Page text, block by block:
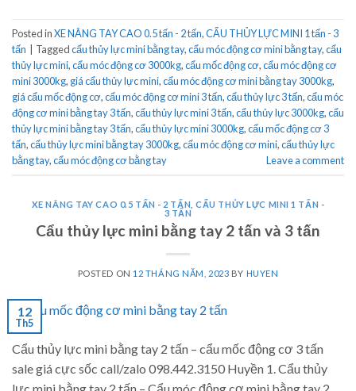
Posted inXE NÂNG TAY CAO 0.5 tấn - 2 tấn,CẨU THỦY LỰC MINI 1 tấn - 3
tấn
Taggedcẩu thủy lực mini bằng tay,cẩu móc động cơ mini bằng tay,cẩu
thủy lực mini,cẩu móc động cơ 3000kg,cẩu mốc động cơ,cẩu móc động cơ
mini 3000kg, giá cẩu thủy lực mini,cẩu móc động cơ mini bằng tay 3000kg,
giá cẩu mốc động cơ,cẩu móc động cơ mini 3 tấn,cẩu thủy lực 3 tấn,cẩu móc
động cơ mini bằng tay 3 tấn,cẩu thủy lực mini 3 tấn,cẩu thủy lực 3000kg,cẩu
thủy lực mini bằng tay 3 tấn,cẩu thủy lực mini 3000kg,cẩu mốc động cơ 3
tấn,cẩu thủy lực mini bằng tay 3000kg,cẩu móc động cơ mini,cẩu thủy lực
bằng tay,cẩu móc động cơ bằng tay Leave a comment
XE NÂNG TAY CAO 0.5 TẤN - 2 TẤN ,CẨU THỦY LỰC MINI 1 TẤN -
3 TẤN
Cẩu thủy lực mini bằng tay 2 tấn và 3 tấn
POSTED ON 12 THÁNG NĂM, 2023 BY HUYEN
12
Th5
Cẩu thủy lực mini bằng tay 2 tấn – cẩu mốc động cơ 3 tấn
sale giá cực sốc call/zalo 098.442.3150 Huyền 1. Cẩu thủy
lực mini bằng tay 2 tấn – Cẩu móc động cơ mini bằng tay 2